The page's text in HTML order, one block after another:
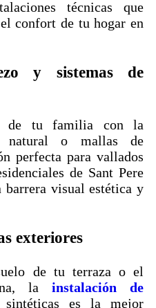
técnicas que
confort de tu hogar en
y sistemas de
de tu familia con la
o mallas de
perfecta para vallados
de Sant Pere
barrera visual estética y
exteriores
de tu terraza o el
lainstalación de
es la mejor